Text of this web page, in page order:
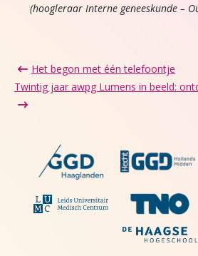
(hoogleraar Interne geneeskunde –
Het begon met één telefoontje
Twintig jaar awpg Lumens in beeld: